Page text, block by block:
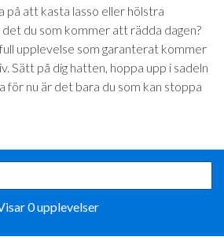
på att kasta lasso eller hölstra
du som kommer att rädda dagen?
upplevelse som garanterat kommer
Sätt på dig hatten, hoppa upp i sadeln
för nu är det bara du som kan stoppa
0 upplevelser